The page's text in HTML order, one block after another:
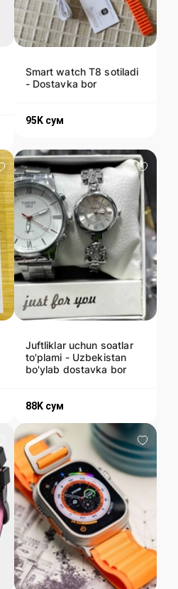
Smart watch T8 sotiladi
- Dostavka bor
95K сум
Juftliklar uchun soatlar
to'plami - Uzbekistan
bo'ylab dostavka bor
88K сум